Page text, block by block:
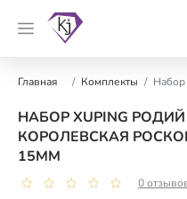
Главная Комплекты
НАБОР XUPING
КОРОЛЕВСКАЯ
15ММ
0